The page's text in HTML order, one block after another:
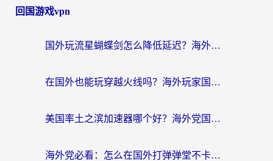
回国游戏vpn
国外玩流星蝴蝶剑怎么降低延迟？海外党必看的加速秘籍（含欧洲鸣潮&彩虹岛优化攻略）
在国外也能玩穿越火线吗？海外玩家国服游戏畅玩终极指南
美国率土之滨加速器哪个好？海外党国服游戏畅玩终极指南（附多游戏解决方案）
海外党必看：怎么在国外打弹弹堂不卡？番茄加速器亲测指南